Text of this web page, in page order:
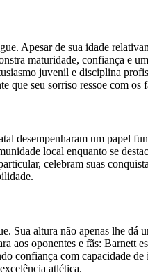
Apesar de sua idade
maturidade, confiança e
juvenil e disciplina
seu sorriso ressoe com os
desempenharam um papel
local enquanto se
celebram suas
altura não apenas lhe dá
aos oponentes e fãs: Barnett
confiança com capacidade
atlética.